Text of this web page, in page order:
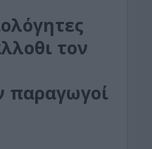
τον
παραγωγοί